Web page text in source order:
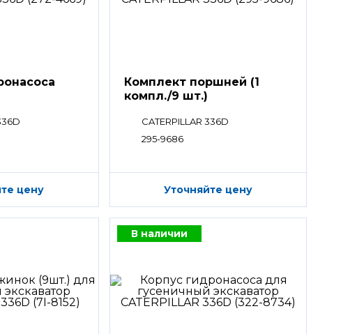
цену
Комплект поршней (1
компл./9 шт.)
CATERPILLAR 336D
295-9686
Уточняйте цену
В наличии